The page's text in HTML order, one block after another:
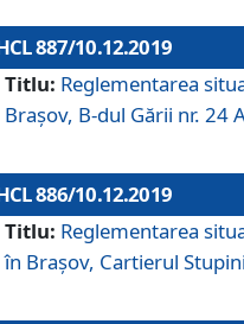
887/10.12.2019
Titlu: Reglementarea
Brașov, B-dul Gării nr. 24
886/10.12.2019
Titlu: Reglementarea
în Braşov, Cartierul